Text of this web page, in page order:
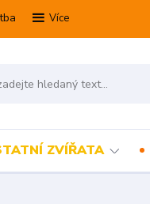
Více
ZVÍŘATA